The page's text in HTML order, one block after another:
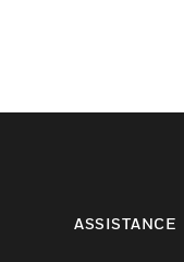
ASSISTANCE